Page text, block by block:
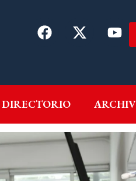
DIRECTORIO
GENEROS DIRECTORIO